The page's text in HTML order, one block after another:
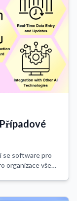
se software pro
organizace všech